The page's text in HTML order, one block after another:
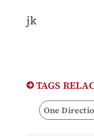
jk
TAGS
One